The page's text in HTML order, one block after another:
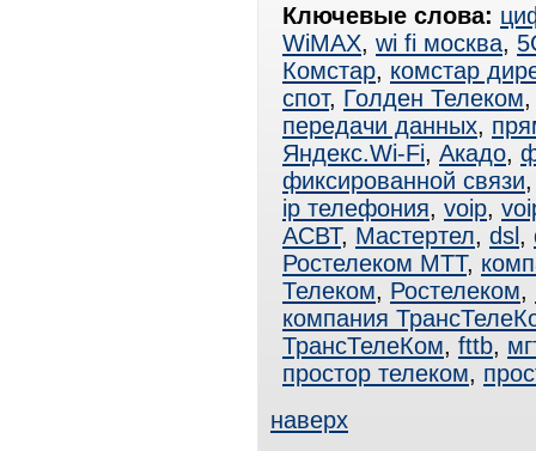
Ключевые слова:
WiMAX, wi fi москва,
Комстар, комстар
спот, Голден Телеком
передачи данных,
Яндекс.Wi-Fi, Акадо,
фиксированной связи
ip телефония, voip,
АСВТ, Мастертел, dsl ,
Ростелеком МТТ,
Телеком, Ростелеком,
компания
ТрансТелеКом, fttb,
простор телеком,
наверх